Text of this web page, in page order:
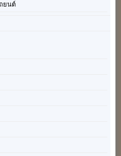
ยนต์